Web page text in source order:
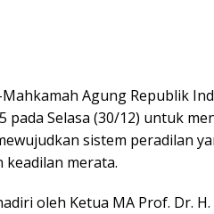
Agung Republik
pada Selasa (30/12) untuk
sistem peradilan
keadilan merata.
oleh Ketua MA Prof. Dr.